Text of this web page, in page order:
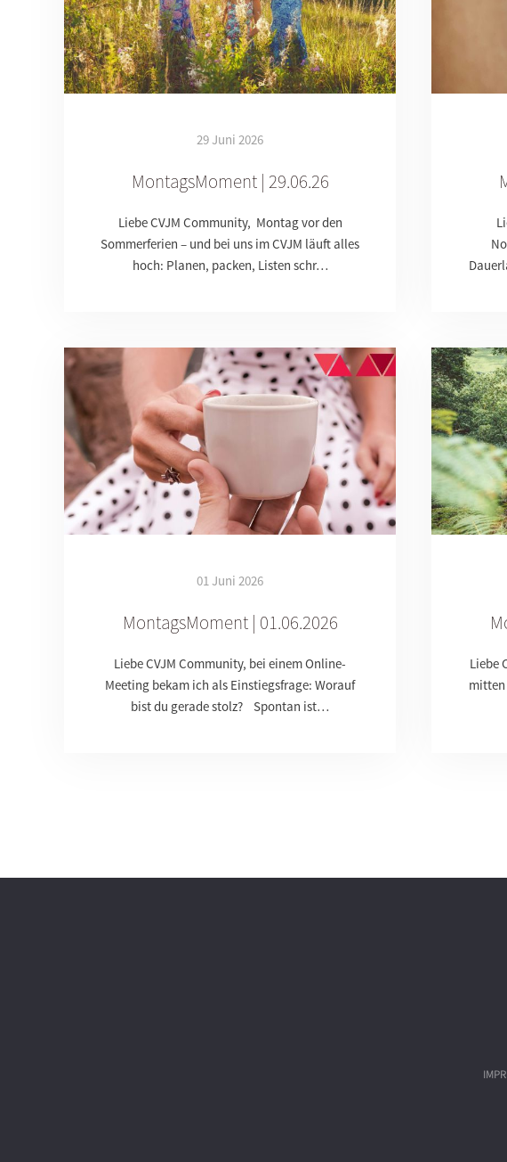
29 Juni 2026
MontagsMoment | 29.06.26
Liebe CVJM Community, Montag vor den
Sommerferien – und bei uns im CVJM läuft alles
hoch: Planen, packen, Listen schr…
01 Juni 2026
MontagsMoment | 01.06.2026
Liebe CVJM Community, bei einem Online-
Meeting bekam ich als Einstiegsfrage: Worauf
bist du gerade stolz? Spontan ist…
Liebe
mitten